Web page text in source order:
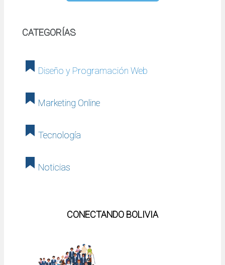
CATEGORÍAS
Diseño y Programación Web
Marketing Online
Tecnología
Noticias
CONECTANDO BOLIVIA